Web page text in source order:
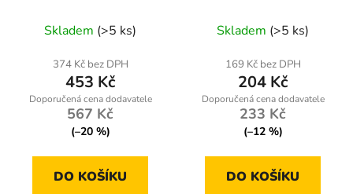
Skladem (>5 ks)
374 Kč bez DPH
453 Kč
567 Kč
(–20 %)
DO KOŠÍKU
Skladem (>5 ks)
169 Kč bez DPH
204 Kč
233 Kč
(–12 %)
DO KOŠÍKU